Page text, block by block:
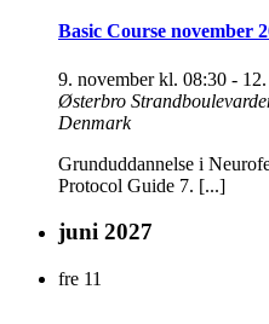
Basic Course november
9. november kl. 08:30 -
Østerbro
Denmark
Grunduddannelse i
Protocol Guide 7. [...]
juni 2027
fre 11